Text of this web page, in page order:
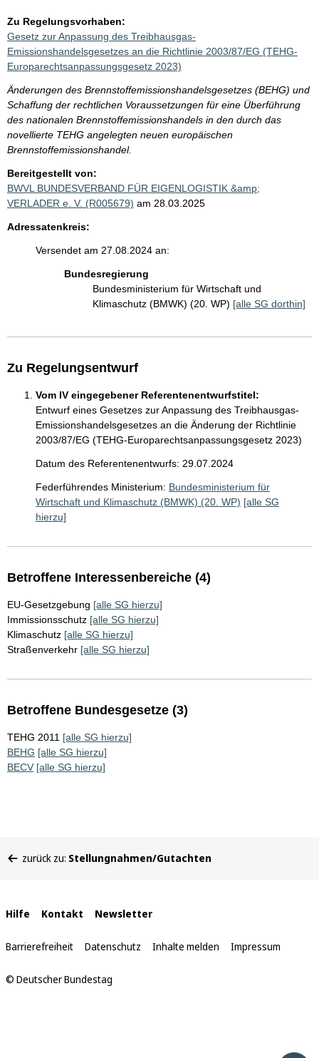
Zu Regelungsvorhaben:
Gesetz zur Anpassung des Treibhausgas-
Emissionshandelsgesetzes an die Richtlinie 2003/87/EG (TEHG-
Europarechtsanpassungsgesetz 2023)
Änderungen des Brennstoffemissionshandelsgesetzes (BEHG) und
Schaffung der rechtlichen Voraussetzungen für eine Überführung
des nationalen Brennstoffemissionshandels in den durch das
novellierte TEHG angelegten neuen europäischen
Brennstoffemissionshandel.
Bereitgestellt von:
BWVL BUNDESVERBAND FÜR EIGENLOGISTIK &amp;
VERLADER e. V. (R005679) am 28.03.2025
Adressatenkreis:
Versendet am 27.08.2024 an:
Bundesregierung
Bundesministerium für Wirtschaft und
Klimaschutz (BMWK) (20. WP) [alle SG dorthin]
Zu Regelungsentwurf
Vom IV eingegebener Referentenentwurfstitel:
Entwurf eines Gesetzes zur Anpassung des Treibhausgas-
Emissionshandelsgesetzes an die Änderung der Richtlinie
2003/87/EG (TEHG-Europarechtsanpassungsgesetz 2023)
Datum des Referentenentwurfs: 29.07.2024
Federführendes Ministerium: Bundesministerium für
Wirtschaft und Klimaschutz (BMWK) (20. WP) [alle SG
hierzu]
Betroffene Interessenbereiche (4)
EU-Gesetzgebung [alle SG hierzu]
Immissionsschutz [alle SG hierzu]
Klimaschutz [alle SG hierzu]
Straßenverkehr [alle SG hierzu]
Betroffene Bundesgesetze (3)
TEHG 2011 [alle SG hierzu]
BEHG [alle SG hierzu]
BECV [alle SG hierzu]
befinden
zurück zu: Stellungnahmen/Gutachten
Interne
Links
Hilfe Kontakt Newsletter
Barrierefreiheit Datenschutz Inhalte melden Impressum
© Deutscher Bundestag